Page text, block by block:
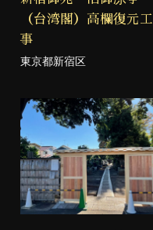
（台湾閣）高欄復元工
事
東京都新宿区